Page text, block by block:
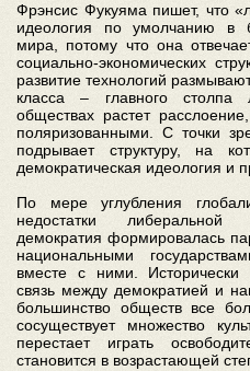
Фрэнсис Фукуяма пишет, что
идеология по умолчанию в
мира, потому что она
социально-экономических
развитие технологий
класса – главного столпа
обществах растет
поляризованными. С точки
подрывает структуру, на
демократическая идеология и
По мере углубления
недостатки либеральной
демократия формировалась
национальными
вместе с ними. Исторически
связь между демократией и
большинство обществ все
сосуществует множество
перестает играть
становится в возрастающей